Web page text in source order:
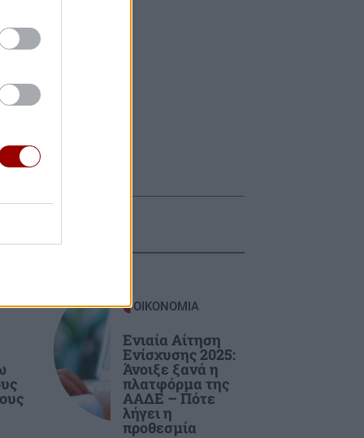
ΟΙΚΟΝΟΜΙΑ
Ενιαία Αίτηση
Ενίσχυσης 2025:
Άνοιξε ξανά η
πλατφόρμα της
ΑΑΔΕ – Πότε
λήγει η
προθεσμία